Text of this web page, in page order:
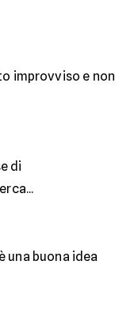
improvviso e non
di
una buona idea